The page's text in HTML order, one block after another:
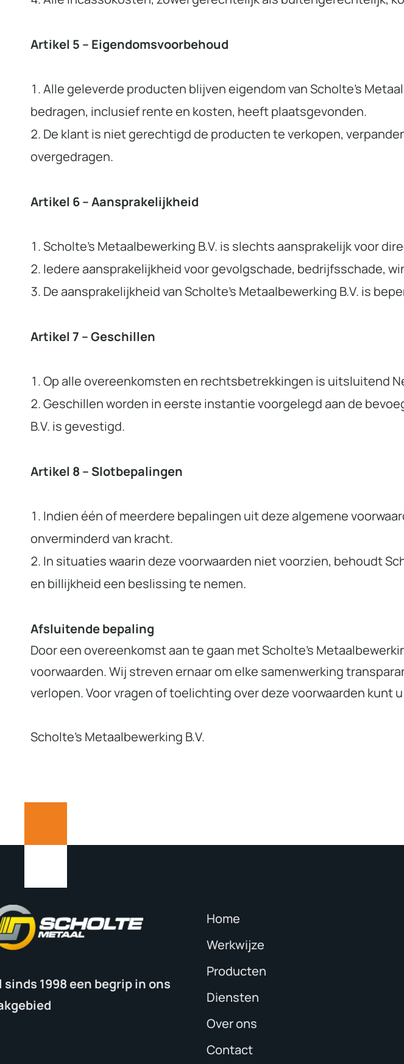
Artikel 5 – Eigendomsvoorbehoud
Alle geleverde producten blijven eigendom van Scholte’s
bedragen, inclusief rente en kosten, heeft plaatsgevonden.
De klant is niet gerechtigd de producten te verkopen,
overgedragen.
Artikel 6 – Aansprakelijkheid
Scholte’s Metaalbewerking B.V. is slechts aansprakelijk voor
Iedere aansprakelijkheid voor gevolgschade, bedrijfsschade,
De aansprakelijkheid van Scholte’s Metaalbewerking B.V. is
Artikel 7 – Geschillen
Op alle overeenkomsten en rechtsbetrekkingen is uitsluitend
Geschillen worden in eerste instantie voorgelegd aan de
B.V. is gevestigd.
Artikel 8 – Slotbepalingen
Indien één of meerdere bepalingen uit deze algemene
onverminderd van kracht.
In situaties waarin deze voorwaarden niet voorzien, behoudt
en billijkheid een beslissing te nemen.
Afsluitende bepaling
Door een overeenkomst aan te gaan met Scholte’s
voorwaarden. Wij streven ernaar om elke samenwerking
verlopen. Voor vragen of toelichting over deze voorwaarden kunt
Scholte’s Metaalbewerking B.V.
sinds 1998 een begrip in ons
Home
Werkwijze
Producten
Diensten
Over ons
Contact